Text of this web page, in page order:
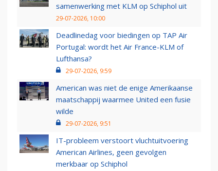
samenwerking met KLM op Schiphol uit
29-07-2026, 10:00
Deadlinedag voor biedingen op TAP Air
Portugal: wordt het Air France-KLM of
Lufthansa?
29-07-2026, 9:59
American was niet de enige Amerikaanse
maatschappij waarmee United een fusie
wilde
29-07-2026, 9:51
IT-probleem verstoort vluchtuitvoering
American Airlines, geen gevolgen
merkbaar op Schiphol